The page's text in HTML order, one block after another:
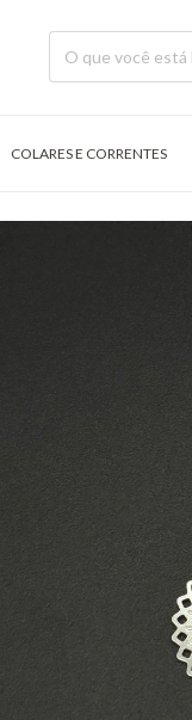
COLARES E CORRENTES